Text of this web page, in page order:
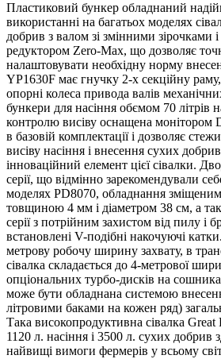
Пластиковий бункер обладнаний
використанні на багатьох моделях
добрив з валом зі змінними зірочками
редуктором Zero-Max, що дозволяє
налаштовувати необхідну норму
YP1630F має гнучку 2-х секційну раму,
опорні колеса привода валів
бункери для насіння обємом 70 літрів
контролю висіву оснащена монітором
в базовій комплектації і дозволяє
висіву насіння і внесення сухих
інноваційний елемент цієї сівалки.
серії, що відмінно зарекомендували
моделях PD8070, обладнання
товщиною 4 мм і діаметром 38 см, а
серії з потрійним захистом від пилу і
встановлені V-подібні накочуючі
метрову робочу ширину захвату, в
сівалка складається до 4-метрової
опціональних турбо-дисків на
може бути обладнана системою
літровими баками на кожен ряд)
Така високопродуктивна сівалка Great
1120 л. насіння і 3500 л. сухих добрив
найвищі вимоги фермерів у всьому